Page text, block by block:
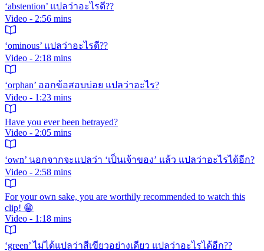
‘abstention’ แปลว่าอะไรดี??
Video - 2:56 mins
‘ominous’ แปลว่าอะไรดี??
Video - 2:18 mins
‘orphan’ ออกข้อสอบบ่อย แปลว่าอะไร?
Video - 1:23 mins
Have you ever been betrayed?
Video - 2:05 mins
‘own’ นอกจากจะแปลว่า ‘เป็นเจ้าของ’ แล้ว แปลว่าอะไรได้อีก?
Video - 2:58 mins
For your own sake, you are worthily recommended to watch this
clip! 😁
Video - 1:18 mins
‘green’ ไม่ได้แปลว่าสีเขียวอย่างเดียว แปลว่าอะไรได้อีก??